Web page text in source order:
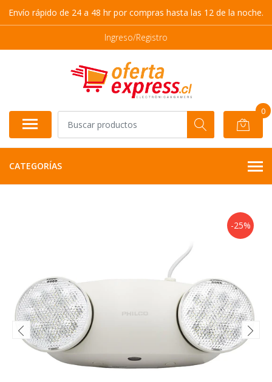
Envío rápido de 24 a 48 hr por compras hasta las 12 de la noche.
Ingreso/Registro
0
CATEGORÍAS
-25%